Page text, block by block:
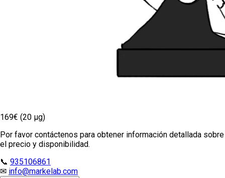
169€ (20 µg)
Por favor contáctenos para obtener información detallada sobre
el precio y disponibilidad.
📞 935106861
✉ info@markelab.com